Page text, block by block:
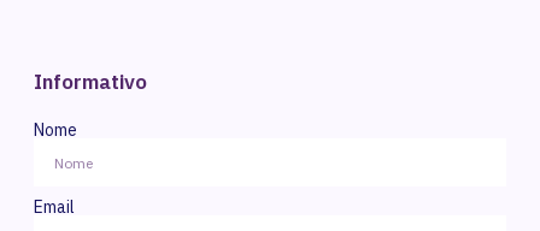
Informativo
Nome
Email